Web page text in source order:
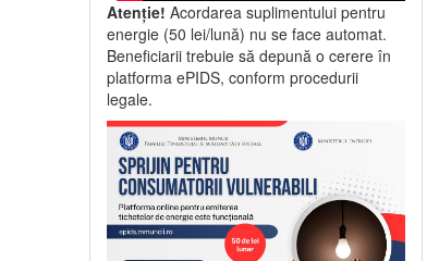
Atenție! Acordarea suplimentului pentru
energie (50 lei/lună) nu se face automat.
Beneficiarii trebuie să depună o cerere în
platforma ePIDS, conform procedurii
legale.